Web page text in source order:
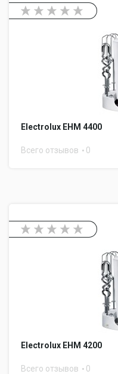
Electrolux EHM 4400
Всего отзывов 0
Electrolux EHM 4200
Всего отзывов 0